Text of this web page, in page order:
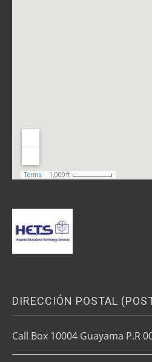
DIRECCIÓN POSTAL
Call Box 10004 Guayama P.R